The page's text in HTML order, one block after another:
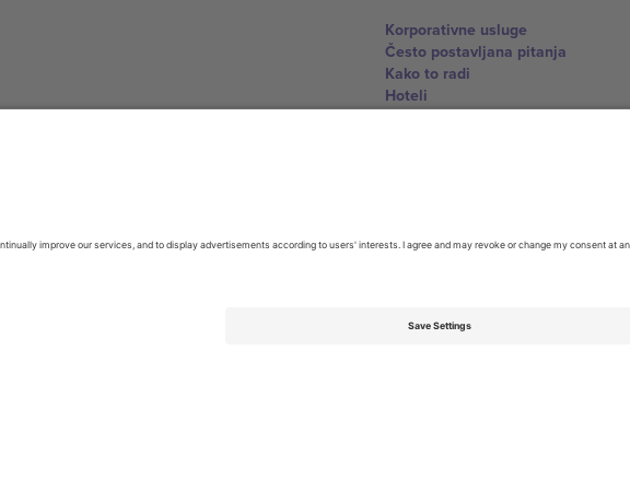
Korporativne usluge
Često postavljana pitanja
Kako to radi
Hoteli
World Cup centar